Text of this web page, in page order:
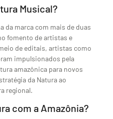
Musical?
da marca com mais de duas
fomento de artistas e
de editais, artistas como
impulsionados pela
amazônica para novos
da Natura ao
regional.
com a Amazônia?